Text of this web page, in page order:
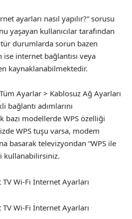
ayarları nasıl yapılır?” sorusu
yaşayan kullanıcılar tarafından
tür durumlarda sorun bazen
ise internet bağlantısı veya
kaynaklanabilmektedir.
Ayarlar > Kablosuz Ağ Ayarları
adımlarını
bazı modellerde WPS özelliği
WPS tuşu varsa, modem
basarak televizyondan “WPS ile
kullanabilirsiniz.